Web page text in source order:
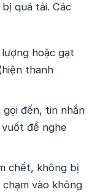
quá tải. Các
hoặc gạt
thanh
gọi đến, tin nhắn
để nghe
chết, không bị
vào không